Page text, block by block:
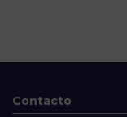
Contacto